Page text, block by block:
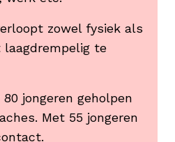
zowel fysiek als
te
jongeren geholpen
Met 55 jongeren